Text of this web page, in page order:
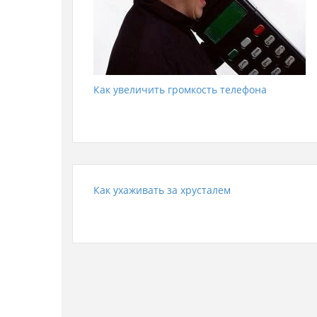
Как увеличить громкость телефона
Как ухаживать за хрусталем